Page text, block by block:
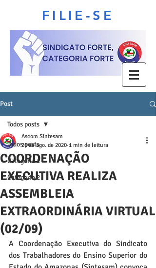
FILIE-SE
Post
Todos posts
Categoria 1
Categoria 2
Todos posts
COORDENAÇÃO
EXECUTIVA REALIZA
ASSEMBLEIA
EXTRAORDINÁRIA VIRTUAL
(02/09)
Ascom Sintesam
26 de ago. de 2020 1 min de leitura
A Coordenação Executiva do Sindicato
dos Trabalhadores do Ensino Superior do